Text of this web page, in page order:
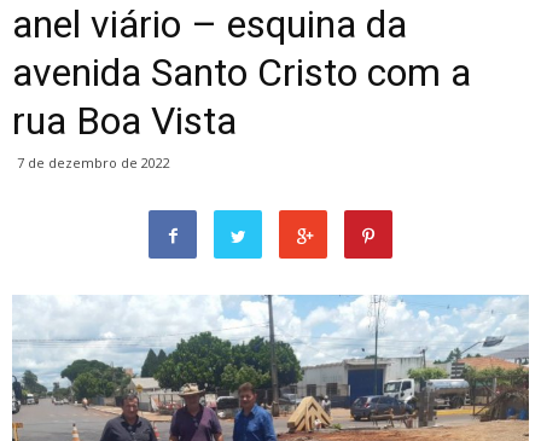
anel viário – esquina da
avenida Santo Cristo com a
rua Boa Vista
7 de dezembro de 2022